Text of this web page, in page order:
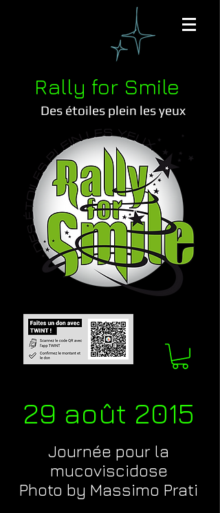
Rally for Smile
Des étoiles plein les yeux
29 août 2015
Journée pour la
mucoviscidose
Photo by Massimo Prati